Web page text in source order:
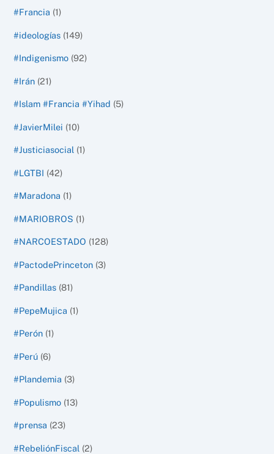
#Francia (1)
#ideologías (149)
#Indigenismo (92)
#Irán (21)
#Islam #Francia #Yihad (5)
#JavierMilei (10)
#Justiciasocial (1)
#LGTBI (42)
#Maradona (1)
#MARIOBROS (1)
#NARCOESTADO (128)
#PactodePrinceton (3)
#Pandillas (81)
#PepeMujica (1)
#Perón (1)
#Perú (6)
#Plandemia (3)
#Populismo (13)
#prensa (23)
#RebeliónFiscal (2)